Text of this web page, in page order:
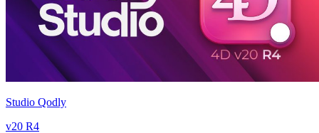
Studio Qodly
v20 R4